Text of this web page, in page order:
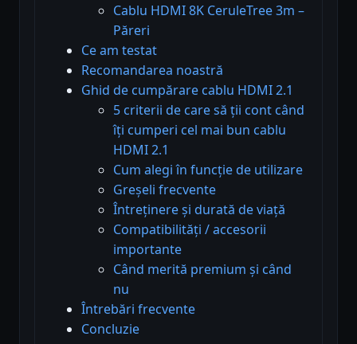
Cablu HDMI 8K CeruleTree 3m –
Păreri
Ce am testat
Recomandarea noastră
Ghid de cumpărare cablu HDMI 2.1
5 criterii de care să ții cont când
îți cumperi cel mai bun cablu
HDMI 2.1
Cum alegi în funcție de utilizare
Greșeli frecvente
Întreținere și durată de viață
Compatibilități / accesorii
importante
Când merită premium și când
nu
Întrebări frecvente
Concluzie